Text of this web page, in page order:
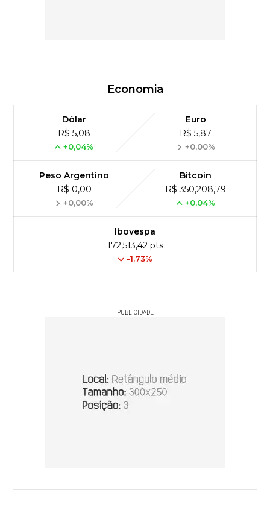
Economia
Dólar
R$ 5,08
+0,04%
Euro
R$ 5,87
+0,00%
Peso Argentino
R$ 0,00
+0,00%
Bitcoin
R$ 350,208,79
+0,04%
Ibovespa
172,513,42 pts
-1.73%
PUBLICIDADE